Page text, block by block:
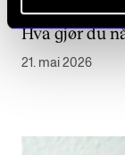
Hva gjør du
21. mai 2026